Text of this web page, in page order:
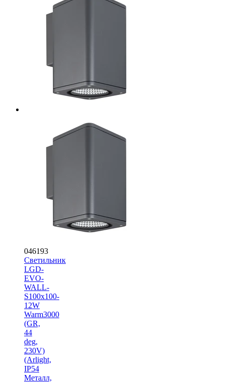
046193
Светильник
LGD-
EVO-
WALL-
S100x100-
12W
Warm3000
(GR,
44
deg,
230V)
(Arlight,
IP54
Металл,